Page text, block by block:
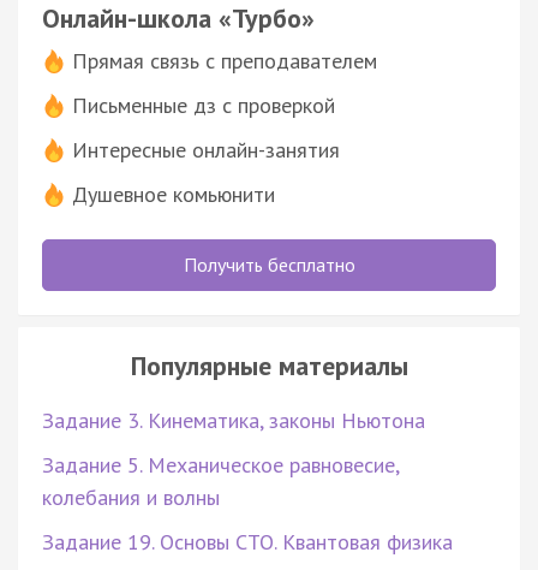
Онлайн-школа «Турбо»
Прямая связь с преподавателем
Письменные дз с проверкой
Интересные онлайн-занятия
Душевное комьюнити
Получить бесплатно
Популярные материалы
Задание 3. Кинематика, законы Ньютона
Задание 5. Механическое равновесие,
колебания и волны
Задание 19. Основы СТО. Квантовая физика